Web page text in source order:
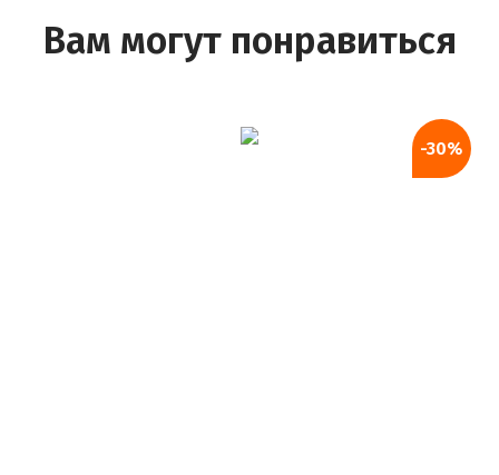
Вам могут понравиться
-30%